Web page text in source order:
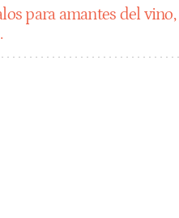
para amantes del